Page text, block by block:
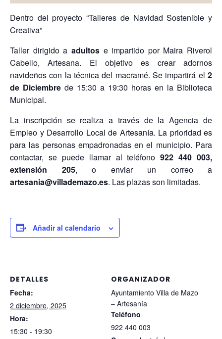
Dentro del proyecto “Talleres de Navidad Sostenible y
Creativa”
Taller dirigido a adultose impartido por Maira Riverol
Cabello, Artesana. El objetivo es crear adornos
navideños con la técnica del macramé. Se impartirá el 2
de Diciembre de 15:30 a 19:30 horas en la Biblioteca
Municipal.
La inscripción se realiza a través de la Agencia de
Empleo y Desarrollo Local de Artesanía. La prioridad es
para las personas empadronadas en el municipio. Para
contactar, se puede llamar al teléfono922 440 003,
extensión 205, o enviar un correo a
artesania@villademazo.es. Las plazas son limitadas.
Añadir al calendario
DETALLES
Fecha:
2 diciembre, 2025
Hora:
15:30 - 19:30
ORGANIZADOR
Ayuntamiento Villa de Mazo
– Artesanía
Teléfono
922 440 003